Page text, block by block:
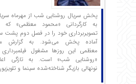
پخش سریال روشنایی شب از مهرماه
به کارگردانی «محمود معظمی» که
تصویربرداری خود را در فصل دوم پشت
آماده پخش می‌شود. به گزارش
معظمی این روزها مشغول
«روشنایی شب» است. به تازگی
نونهالی بازیگر شناخته‌شده سینما و